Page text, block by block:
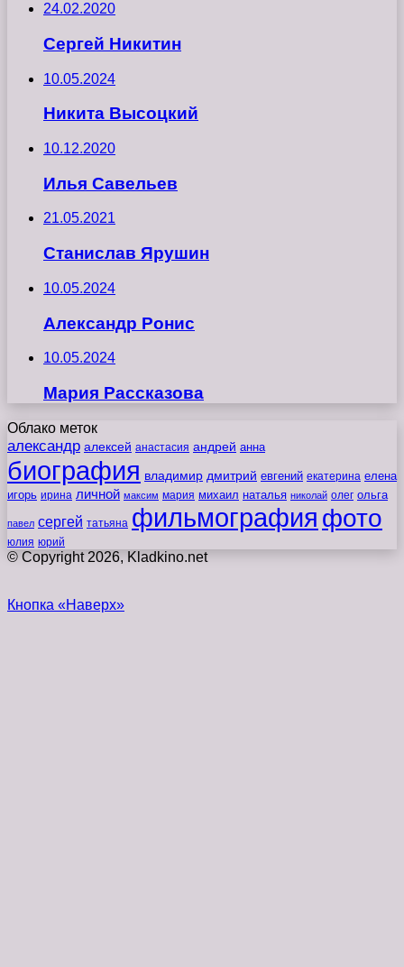
24.02.2020
Сергей Никитин
10.05.2024
Никита Высоцкий
10.12.2020
Илья Савельев
21.05.2021
Станислав Ярушин
10.05.2024
Александр Ронис
10.05.2024
Мария Рассказова
Облако меток
александр алексей анастасия андрей анна
биография владимир дмитрий евгений екатерина елена
игорь ирина личной максим мария михаил наталья николай олег ольга
павел сергей татьяна фильмография фото
юлия юрий
© Copyright 2026, Kladkino.net
Кнопка «Наверх»